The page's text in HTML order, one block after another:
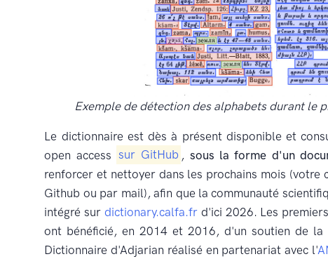
Exemple de détection des alphabets durant le
Le dictionnaire est dès à présent disponible et
open access sur GitHub , sous la forme d'un
renforcer et nettoyer dans les prochains mois (votre
Github ou par mail), afin que la communauté
intégré sur dictionary.calfa.frd'ici 2026. Les
ont bénéficié, en 2014 et 2016, d'un soutien de la
Dictionnaire d'Adjarian réalisé en partenariat avec l'